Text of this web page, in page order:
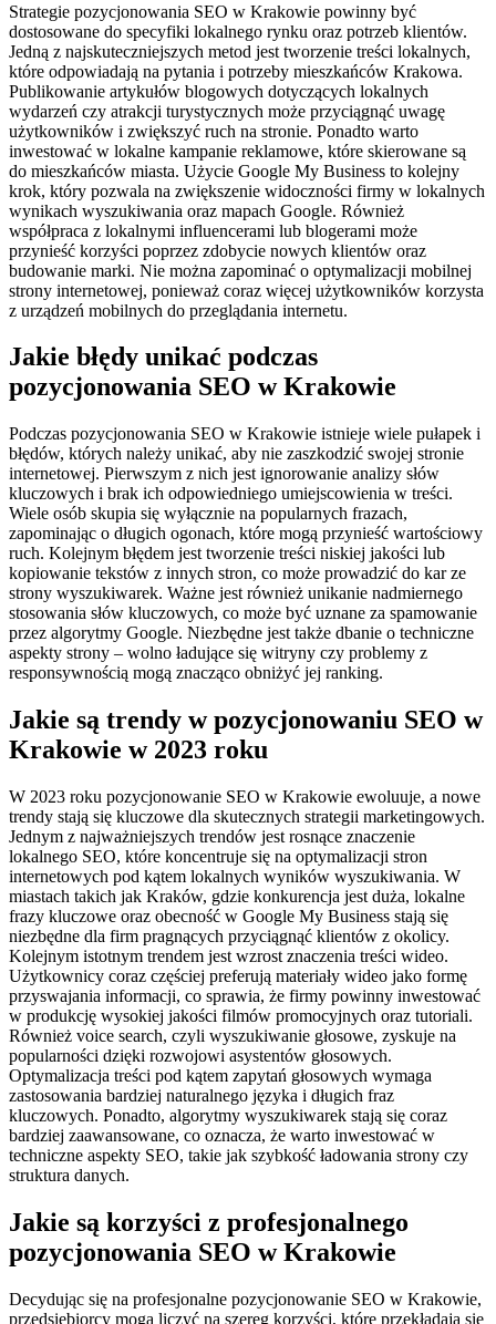
Strategie pozycjonowania SEO w Krakowie powinny być
dostosowane do specyfiki lokalnego rynku oraz potrzeb klientów.
Jedną z najskuteczniejszych metod jest tworzenie treści lokalnych,
które odpowiadają na pytania i potrzeby mieszkańców Krakowa.
Publikowanie artykułów blogowych dotyczących lokalnych
wydarzeń czy atrakcji turystycznych może przyciągnąć uwagę
użytkowników i zwiększyć ruch na stronie. Ponadto warto
inwestować w lokalne kampanie reklamowe, które skierowane są
do mieszkańców miasta. Użycie Google My Business to kolejny
krok, który pozwala na zwiększenie widoczności firmy w lokalnych
wynikach wyszukiwania oraz mapach Google. Również
współpraca z lokalnymi influencerami lub blogerami może
przynieść korzyści poprzez zdobycie nowych klientów oraz
budowanie marki. Nie można zapominać o optymalizacji mobilnej
strony internetowej, ponieważ coraz więcej użytkowników korzysta
z urządzeń mobilnych do przeglądania internetu.
Jakie błędy unikać podczas
pozycjonowania SEO w Krakowie
Podczas pozycjonowania SEO w Krakowie istnieje wiele pułapek i
błędów, których należy unikać, aby nie zaszkodzić swojej stronie
internetowej. Pierwszym z nich jest ignorowanie analizy słów
kluczowych i brak ich odpowiedniego umiejscowienia w treści.
Wiele osób skupia się wyłącznie na popularnych frazach,
zapominając o długich ogonach, które mogą przynieść wartościowy
ruch. Kolejnym błędem jest tworzenie treści niskiej jakości lub
kopiowanie tekstów z innych stron, co może prowadzić do kar ze
strony wyszukiwarek. Ważne jest również unikanie nadmiernego
stosowania słów kluczowych, co może być uznane za spamowanie
przez algorytmy Google. Niezbędne jest także dbanie o techniczne
aspekty strony – wolno ładujące się witryny czy problemy z
responsywnością mogą znacząco obniżyć jej ranking.
Jakie są trendy w pozycjonowaniu SEO w
Krakowie w 2023 roku
W 2023 roku pozycjonowanie SEO w Krakowie ewoluuje, a nowe
trendy stają się kluczowe dla skutecznych strategii marketingowych.
Jednym z najważniejszych trendów jest rosnące znaczenie
lokalnego SEO, które koncentruje się na optymalizacji stron
internetowych pod kątem lokalnych wyników wyszukiwania. W
miastach takich jak Kraków, gdzie konkurencja jest duża, lokalne
frazy kluczowe oraz obecność w Google My Business stają się
niezbędne dla firm pragnących przyciągnąć klientów z okolicy.
Kolejnym istotnym trendem jest wzrost znaczenia treści wideo.
Użytkownicy coraz częściej preferują materiały wideo jako formę
przyswajania informacji, co sprawia, że firmy powinny inwestować
w produkcję wysokiej jakości filmów promocyjnych oraz tutoriali.
Również voice search, czyli wyszukiwanie głosowe, zyskuje na
popularności dzięki rozwojowi asystentów głosowych.
Optymalizacja treści pod kątem zapytań głosowych wymaga
zastosowania bardziej naturalnego języka i długich fraz
kluczowych. Ponadto, algorytmy wyszukiwarek stają się coraz
bardziej zaawansowane, co oznacza, że warto inwestować w
techniczne aspekty SEO, takie jak szybkość ładowania strony czy
struktura danych.
Jakie są korzyści z profesjonalnego
pozycjonowania SEO w Krakowie
Decydując się na profesjonalne pozycjonowanie SEO w Krakowie,
przedsiębiorcy mogą liczyć na szereg korzyści, które przekładają się